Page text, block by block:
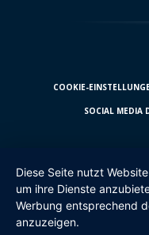
COOKIE-
SOCIAL MEDIA
Diese Seite nutzt
um ihre Dienste
Werbung entsprechend
anzuzeigen.